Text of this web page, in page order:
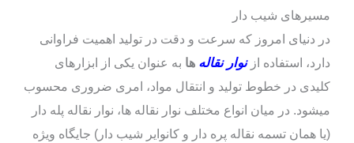
مسیرهای شیب‌ دار
در دنیای امروز که سرعت و دقت در تولید اهمیت فراوانی
دارد، استفاده ازنوار نقاله‌ ها به عنوان یکی از ابزارهای
کلیدی در خطوط تولید و انتقال مواد، امری ضروری محسوب
میشود. در میان انواع مختلف نوار نقاله‌ ها، نوار نقاله پله‌ دار
(یا همان تسمه نقاله پره‌ دار و کانوایر شیب‌ دار) جایگاه ویژه‌